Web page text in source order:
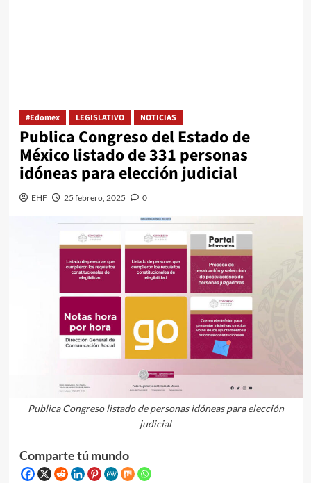
#Edomex LEGISLATIVO NOTICIAS
Publica Congreso del Estado de
México listado de 331 personas
idóneas para elección judicial
EHF 25 febrero, 2025 0
Publica Congreso listado de personas idóneas para elección
judicial
Comparte tú mundo